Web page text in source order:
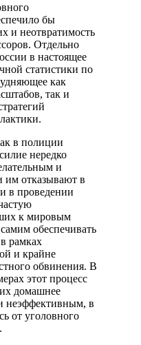
бы
и неотвратимость
Отдельно
в настоящее
статистики по
как
так и
в полиции
нередко
и
им отказывают в
в проведении
к мировым
обеспечивать
рамках
и крайне
обвинения. В
этот процесс
домашнее
неэффективным, в
от уголовного